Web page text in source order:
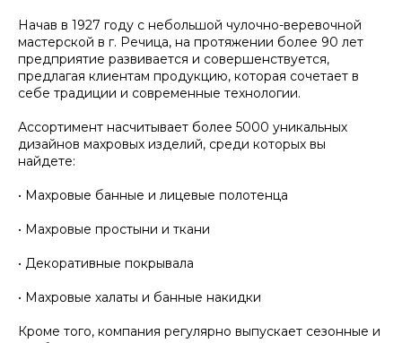
Начав в 1927 году с небольшой чулочно-веревочной
мастерской в г. Речица, на протяжении более 90 лет
предприятие развивается и совершенствуется,
предлагая клиентам продукцию, которая сочетает в
себе традиции и современные технологии.
Ассортимент насчитывает более 5000 уникальных
дизайнов махровых изделий, среди которых вы
найдете:
• Махровые банные и лицевые полотенца
• Махровые простыни и ткани
• Декоративные покрывала
• Махровые халаты и банные накидки
Кроме того, компания регулярно выпускает сезонные и